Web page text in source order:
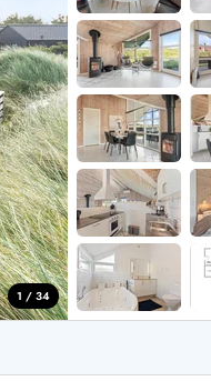
Sommerhuse i Lodbjerg
Sommerhuse i Nr.
Sommerhuse på Rømø
Sommerhuse i Søndervig
Sommerhuse i
Sommerhuse i
Sommerhuse i Vedersø
Sommerhuse i Vejers
Sommerhuse i Vester
1 / 34